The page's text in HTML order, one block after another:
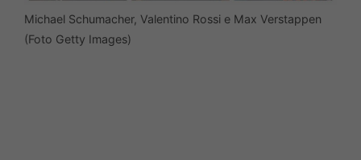
Michael Schumacher, Valentino Rossi e Max Verstappen
(Foto Getty Images)